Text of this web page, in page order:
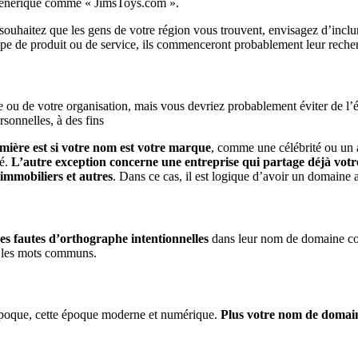
que les gens de votre région vous trouvent, envisagez
de produit ou de service, ils commenceront probablement leur
de votre organisation, mais vous devriez probablement éviter de
à des fins
est si votre nom est votre marque, comme une célébrité ou
L’autre exception concerne une entreprise qui partage déjà
et autres. Dans ce cas, il est logique d’avoir un domaine
fautes d’orthographe intentionnelles dans leur nom de domaine
mots communs.
cette époque moderne et numérique. Plus votre nom de